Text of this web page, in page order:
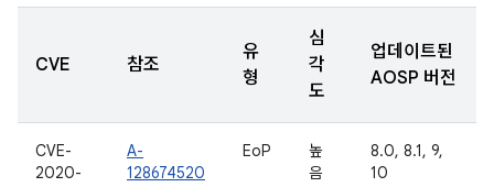
CVE 참조
유
형
심
각
도
업데이트된
AOSP 버전
CVE-
2020-
A-
128674520
EoP
높
음
8.0, 8.1, 9,
10